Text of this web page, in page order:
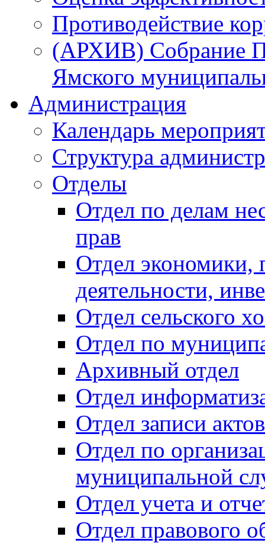
Противодействие
(АРХИВ) Собрание
Ямского
Администрация
Календарь
Структура
Отделы
Отдел по делам
прав
Отдел экономики,
деятельности,
Отдел сельского
Отдел по
Архивный отдел
Отдел
Отдел записи
Отдел по
муниципальной
Отдел учета и
Отдел правового